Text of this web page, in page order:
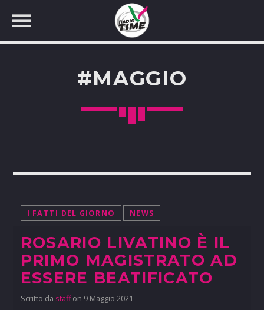
#MAGGIO
I FATTI DEL GIORNO NEWS
ROSARIO LIVATINO È IL
PRIMO MAGISTRATO AD
ESSERE BEATIFICATO
Scritto da staffon 9 Maggio 2021